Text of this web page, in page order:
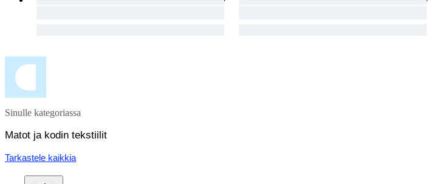
Sinulle kategoriassa
Matot ja kodin tekstiilit
Tarkastele kaikkia